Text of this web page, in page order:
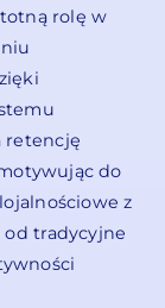
rolę w
retencję
do
z
od tradycyjne